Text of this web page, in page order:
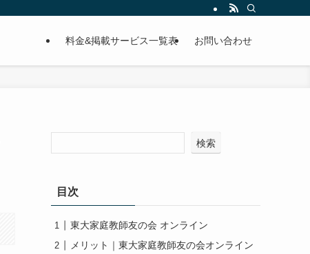
料金&掲載サービス一覧表 お問い合わせ
検索
目次
東大家庭教師友の会 オンライン
メリット｜東大家庭教師友の会オンライン